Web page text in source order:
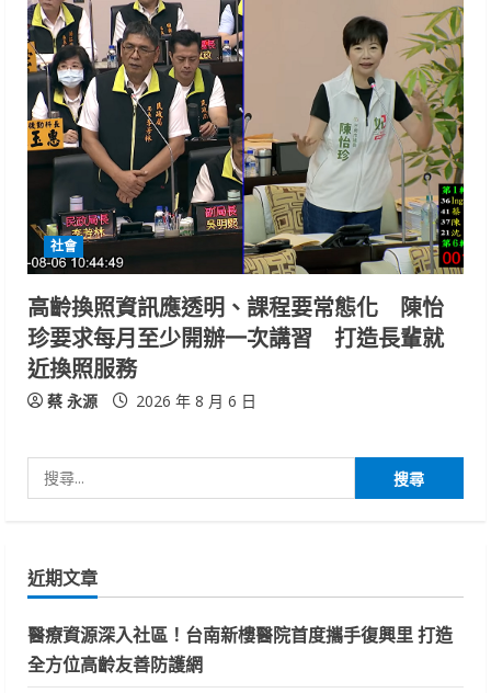
社會
高齡換照資訊應透明、課程要常態化 陳怡
珍要求每月至少開辦一次講習 打造長輩就
近換照服務
蔡 永源 2026 年 8 月 6 日
尋
字:
近期文章
醫療資源深入社區！台南新樓醫院首度攜手復興里 打造
全方位高齡友善防護網